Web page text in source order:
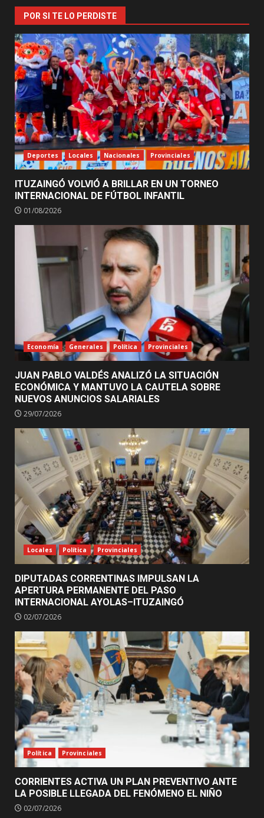
POR SI TE LO PERDISTE
Deportes Locales Nacionales Provinciales
ITUZAINGÓ VOLVIÓ A BRILLAR EN UN TORNEO
INTERNACIONAL DE FÚTBOL INFANTIL
01/08/2026
Economía Generales Política Provinciales
JUAN PABLO VALDÉS ANALIZÓ LA SITUACIÓN
ECONÓMICA Y MANTUVO LA CAUTELA SOBRE
NUEVOS ANUNCIOS SALARIALES
29/07/2026
Locales Política Provinciales
DIPUTADAS CORRENTINAS IMPULSAN LA
APERTURA PERMANENTE DEL PASO
INTERNACIONAL AYOLAS–ITUZAINGÓ
02/07/2026
Política Provinciales
CORRIENTES ACTIVA UN PLAN PREVENTIVO ANTE
LA POSIBLE LLEGADA DEL FENÓMENO EL NIÑO
02/07/2026